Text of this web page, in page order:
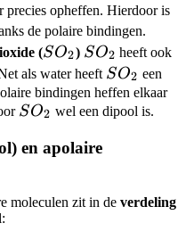
precies opheffen. Hierdoor is
de polaire bindingen.
(SO_2
SO2) SO_2
SO2 heeft ook
als water heeft SO_2
SO2 een
bindingen heffen elkaar
SO_2
SO2 wel een dipool is.
en apolaire
moleculen zit in de verdeling